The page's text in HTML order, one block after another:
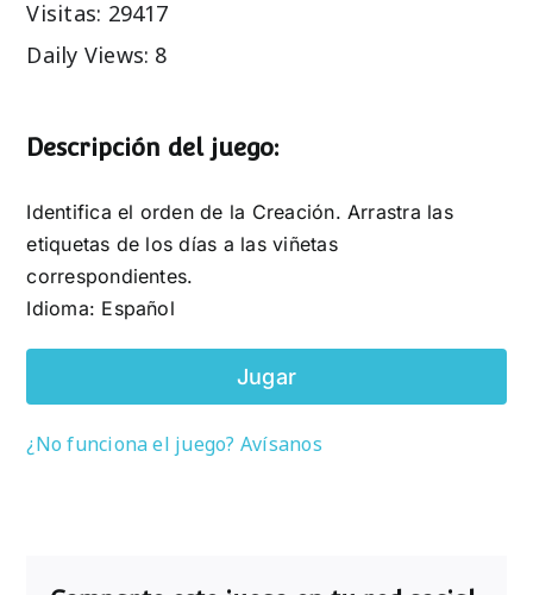
Visitas: 29417
Daily Views: 8
Descripción del juego:
Identifica el orden de la Creación. Arrastra las
etiquetas de los días a las viñetas
correspondientes.
Idioma: Español
Jugar
¿No funciona el juego? Avísanos